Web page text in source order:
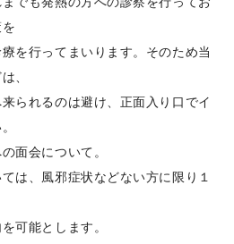
まいります。そのため当
、
は避け、正面入り口でイ
会について。
邪症状などない方に限り１
とします。